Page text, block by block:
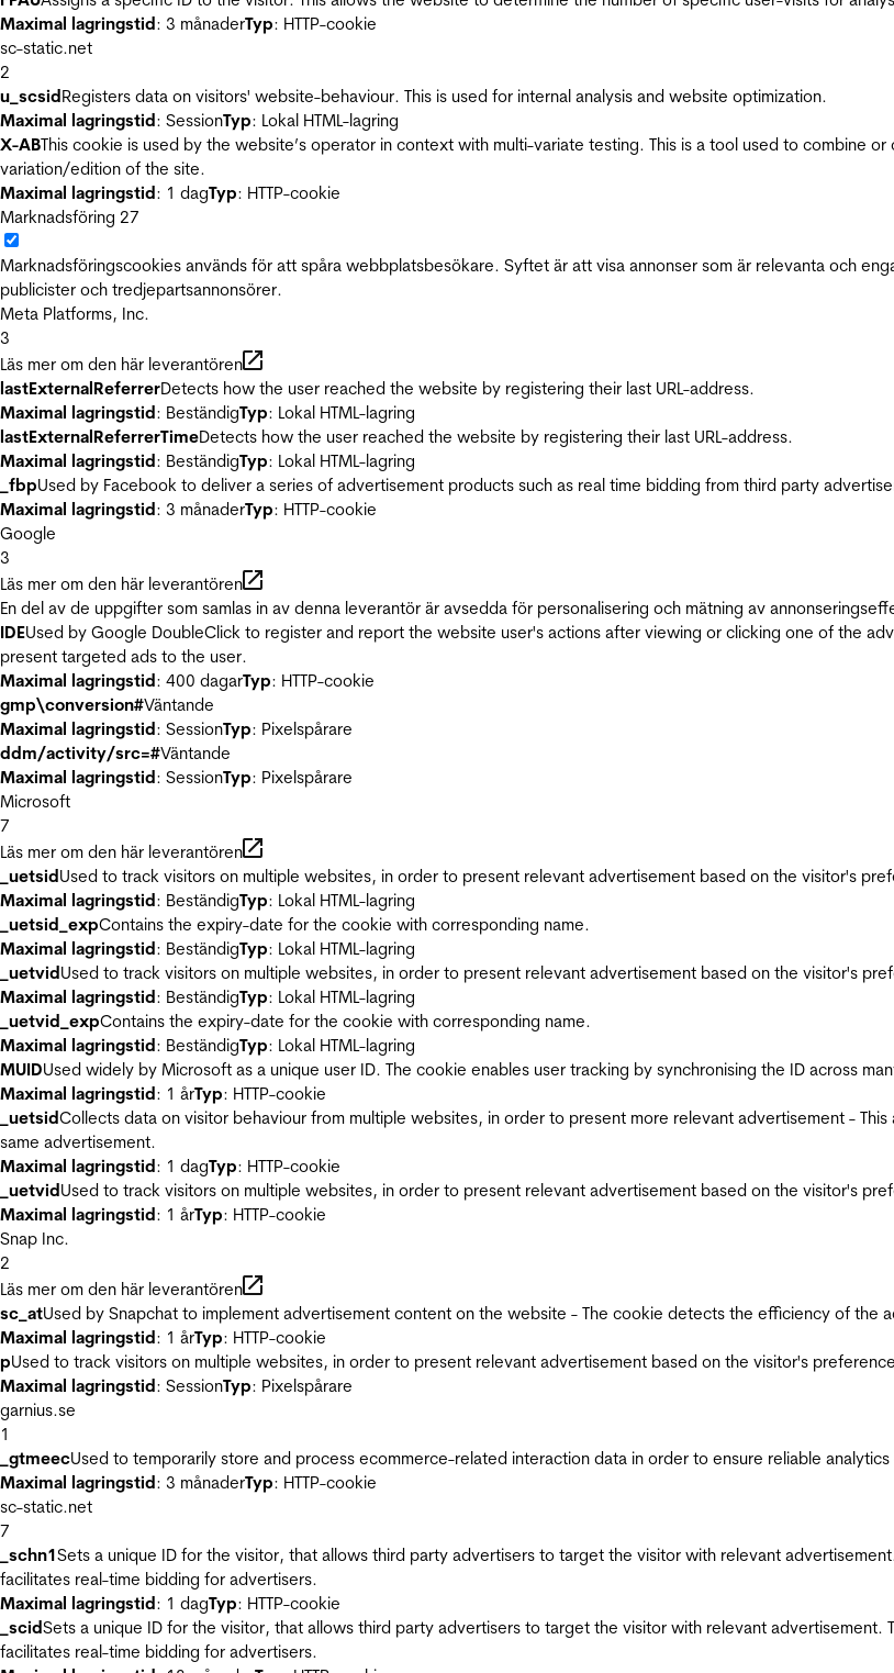
Maximal lagringstid: 3 månaderTyp: HTTP-cookie
sc-static.net
2
u_scsidRegisters data on visitors' website-behaviour. This is used for internal analysis and website optimization.
Maximal lagringstid: SessionTyp: Lokal HTML-lagring
X-ABThis cookie is used by the website’s operator in context with multi-variate testing. This is a tool used to combine
variation/edition of the site.
Maximal lagringstid: 1 dagTyp: HTTP-cookie
Marknadsföring 27
Marknadsföringscookies används för att spåra webbplatsbesökare. Syftet är att visa annonser som är relevanta och
publicister och tredjepartsannonsörer.
Meta Platforms, Inc.
3
Läs mer om den här leverantören
lastExternalReferrerDetects how the user reached the website by registering their last URL-address.
Maximal lagringstid: BeständigTyp: Lokal HTML-lagring
lastExternalReferrerTimeDetects how the user reached the website by registering their last URL-address.
Maximal lagringstid: BeständigTyp: Lokal HTML-lagring
_fbpUsed by Facebook to deliver a series of advertisement products such as real time bidding from third party
Maximal lagringstid: 3 månaderTyp: HTTP-cookie
Google
3
Läs mer om den här leverantören
En del av de uppgifter som samlas in av denna leverantör är avsedda för personalisering och mätning av
IDEUsed by Google DoubleClick to register and report the website user's actions after viewing or clicking one of the
present targeted ads to the user.
Maximal lagringstid: 400 dagarTyp: HTTP-cookie
gmp\conversion#Väntande
Maximal lagringstid: SessionTyp: Pixelspårare
ddm/activity/src=#Väntande
Maximal lagringstid: SessionTyp: Pixelspårare
Microsoft
7
Läs mer om den här leverantören
_uetsidUsed to track visitors on multiple websites, in order to present relevant advertisement based on the visitor's
Maximal lagringstid: BeständigTyp: Lokal HTML-lagring
_uetsid_expContains the expiry-date for the cookie with corresponding name.
Maximal lagringstid: BeständigTyp: Lokal HTML-lagring
_uetvidUsed to track visitors on multiple websites, in order to present relevant advertisement based on the visitor's
Maximal lagringstid: BeständigTyp: Lokal HTML-lagring
_uetvid_expContains the expiry-date for the cookie with corresponding name.
Maximal lagringstid: BeständigTyp: Lokal HTML-lagring
MUIDUsed widely by Microsoft as a unique user ID. The cookie enables user tracking by synchronising the ID across
Maximal lagringstid: 1 årTyp: HTTP-cookie
_uetsidCollects data on visitor behaviour from multiple websites, in order to present more relevant advertisement -
same advertisement.
Maximal lagringstid: 1 dagTyp: HTTP-cookie
_uetvidUsed to track visitors on multiple websites, in order to present relevant advertisement based on the visitor's
Maximal lagringstid: 1 årTyp: HTTP-cookie
Snap Inc.
2
Läs mer om den här leverantören
sc_atUsed by Snapchat to implement advertisement content on the website - The cookie detects the efficiency of the
Maximal lagringstid: 1 årTyp: HTTP-cookie
pUsed to track visitors on multiple websites, in order to present relevant advertisement based on the visitor's
Maximal lagringstid: SessionTyp: Pixelspårare
garnius.se
1
_gtmeecUsed to temporarily store and process ecommerce-related interaction data in order to ensure reliable
Maximal lagringstid: 3 månaderTyp: HTTP-cookie
sc-static.net
7
_schn1Sets a unique ID for the visitor, that allows third party advertisers to target the visitor with relevant
facilitates real-time bidding for advertisers.
Maximal lagringstid: 1 dagTyp: HTTP-cookie
_scidSets a unique ID for the visitor, that allows third party advertisers to target the visitor with relevant
facilitates real-time bidding for advertisers.